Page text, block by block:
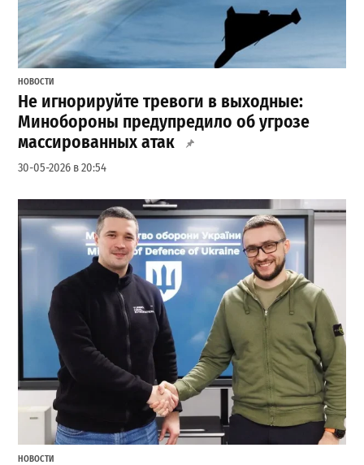
НОВОСТИ
Не игнорируйте тревоги в выходные:
Минобороны предупредило об угрозе
массированных атак
30-05-2026 в 20:54
НОВОСТИ